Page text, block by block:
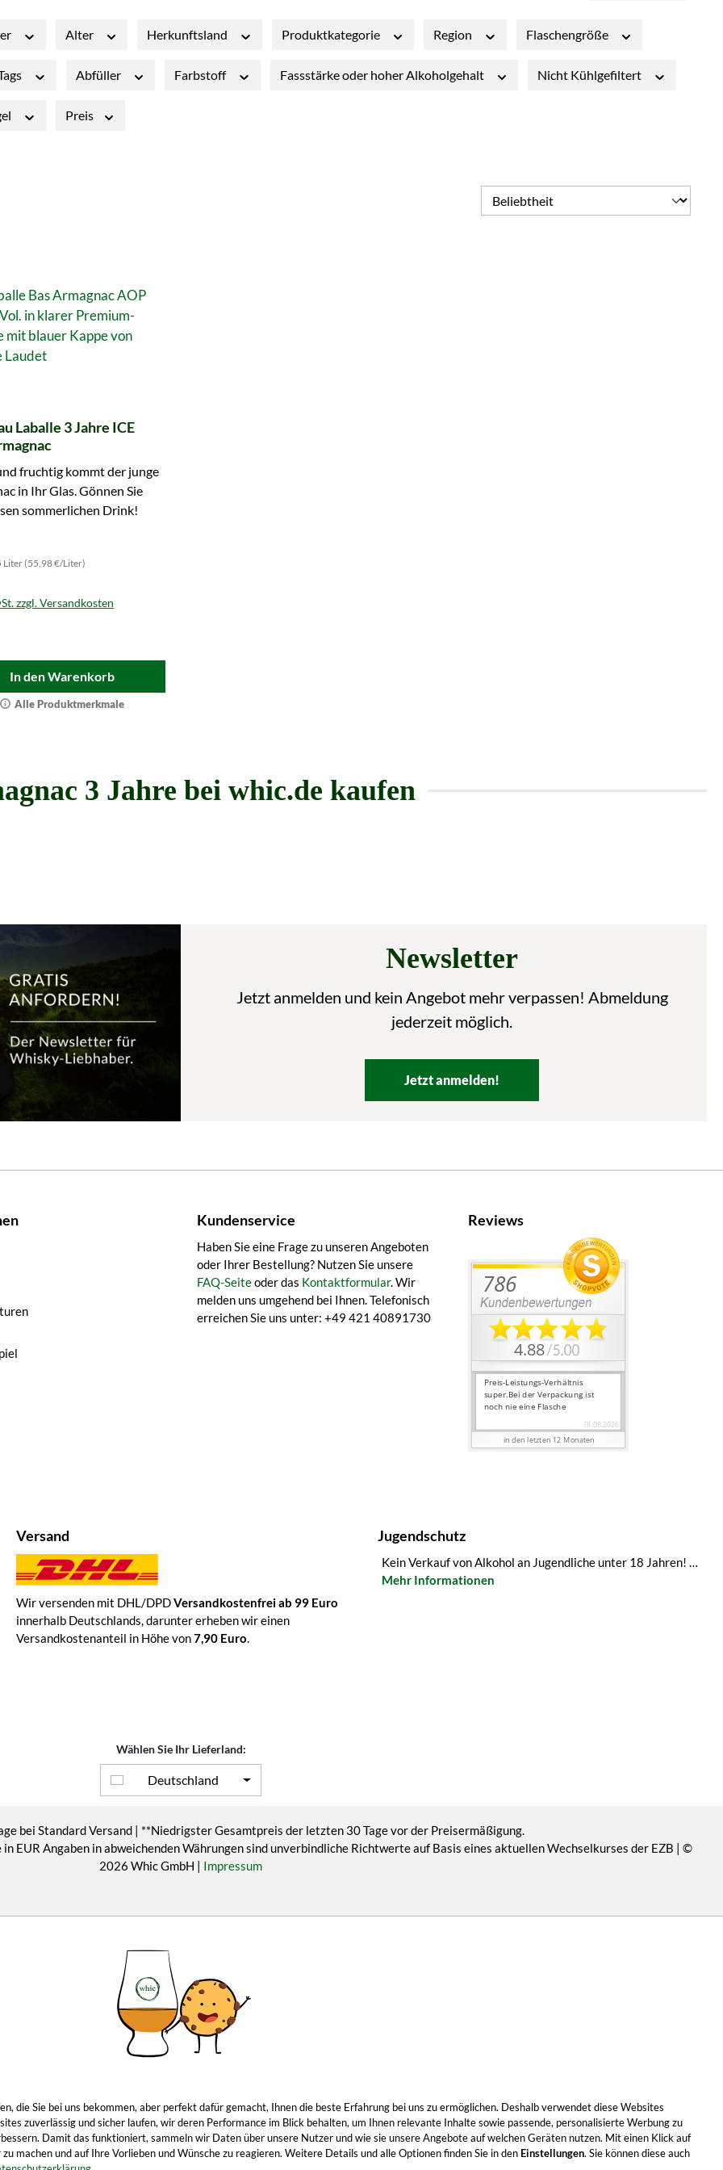
Alter Herkunftsland Produktkategorie Region Flaschengröße
Abfüller Farbstoff Fassstärke oder hoher Alkoholgehalt Nicht Kühlgefiltert
Preis
Laballe 3 Jahre ICE
fruchtig kommt der junge
in Ihr Glas. Gönnen Sie
sommerlichen Drink!
Liter (55,98 €/Liter)
zzgl. Versandkosten
In den Warenkorb
Alle Produktmerkmale
3 Jahre bei whic.de kaufen
Newsletter
Jetzt anmelden und kein Angebot mehr verpassen! Abmeldung
jederzeit möglich.
Jetzt anmelden!
Kundenservice
Haben Sie eine Frage zu unseren Angeboten
oder Ihrer Bestellung? Nutzen Sie unsere
FAQ-Seiteoder das Kontaktformular. Wir
melden uns umgehend bei Ihnen. Telefonisch
erreichen Sie uns unter: +49 421 40891730
Reviews
Versand
Wir versenden mit DHL/DPDVersandkostenfrei ab 99 Euro
innerhalb Deutschlands, darunter erheben wir einen
Versandkostenanteil in Höhe von7,90 Euro.
Jugendschutz
Kein Verkauf von Alkohol an Jugendliche unter 18 Jahren! …
Mehr Informationen
Wählen Sie Ihr Lieferland:
Deutschland
bei Standard Versand | **Niedrigster Gesamtpreis der letzten 30 Tage vor der Preisermäßigung.
EUR Angaben in abweichenden Währungen sind unverbindliche Richtwerte auf Basis eines aktuellen Wechselkurses der EZB | ©
2026 Whic GmbH | Impressum
die Sie bei uns bekommen, aber perfekt dafür gemacht, Ihnen die beste Erfahrung bei uns zu ermöglichen. Deshalb verwendet diese Websites
zuverlässig und sicher laufen, wir deren Performance im Blick behalten, um Ihnen relevante Inhalte sowie passende, personalisierte Werbung zu
Damit das funktioniert, sammeln wir Daten über unsere Nutzer und wie sie unsere Angebote auf welchen Geräten nutzen. Mit einen Klick auf
machen und auf Ihre Vorlieben und Wünsche zu reagieren. Weitere Details und alle Optionen finden Sie in den Einstellungen. Sie können diese auch